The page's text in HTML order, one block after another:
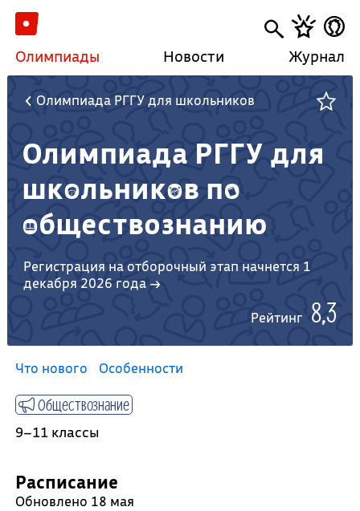
Олимпиады Новости Журнал
Олимпиада РГГУ для школьников
Олимпиада РГГУ для
школьников по
обществознанию
Регистрация на отборочный этап начнется 1
декабря 2026 года →
Рейтинг 8,3
Что нового Особенности
Обществознание
9–11 классы
Расписание
Обновлено 18 мая